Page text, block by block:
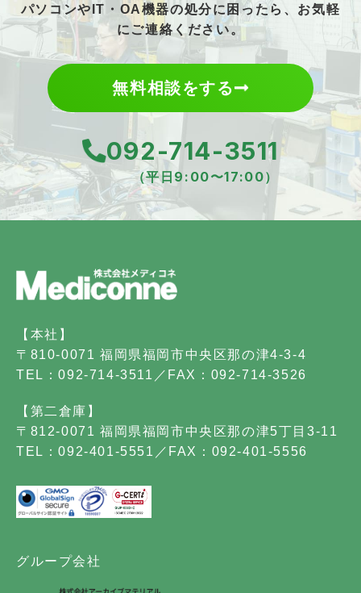
パソコンやIT・OA機器の処分に困ったら、お気軽
にご連絡ください。
無料相談をする
092-714-3511
（平日9:00〜17:00）
【本社】
〒810-0071 福岡県福岡市中央区那の津4-3-4
TEL：092-714-3511／FAX：092-714-3526
【第二倉庫】
〒812-0071 福岡県福岡市中央区那の津5丁目3-11
TEL：092-401-5551／FAX：092-401-5556
グループ会社